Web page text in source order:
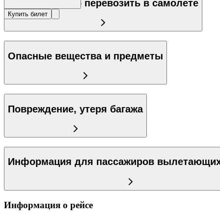
Купить билет
Что запрещено перевозить в самолете
Опасные вещества и предметы
Повреждение, утеря багажа
Информация для пассажиров
Информация о рейсе